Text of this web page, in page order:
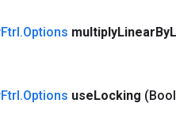
Ftrl.Options multiplyLinearBy
Ftrl.Options useLocking